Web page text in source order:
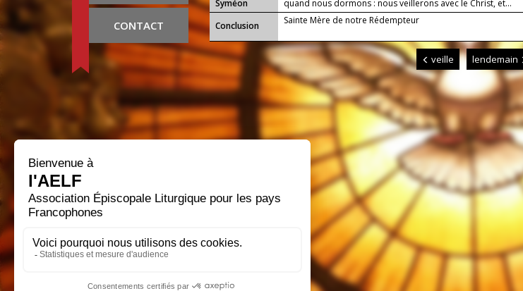
CONTACT
Syméon
quand nous dormons : nous veillerons avec le Christ, et...
Conclusion
Sainte Mère de notre Rédempteur
veille lendemain